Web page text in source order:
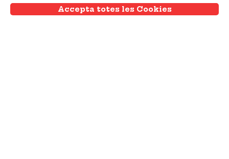
associatiu i comunitari de
Barcelona
Accepta totes les Cookies
Withdraw consent